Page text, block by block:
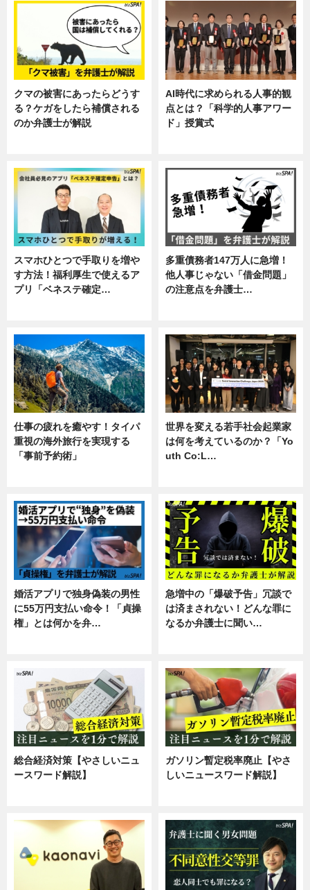
クマの被害にあったらどうす
る？ケガをしたら補償される
のか弁護士が解説
AI時代に求められる人事的観
点とは？「科学的人事アワー
ド」授賞式
スマホひとつで手取りを増や
す方法！福利厚生で使えるア
プリ「ベネステ確定…
多重債務者147万人に急増！
他人事じゃない「借金問題」
の注意点を弁護士…
仕事の疲れを癒やす！タイパ
重視の海外旅行を実現する
「事前予約術」
世界を変える若手社会起業家
は何を考えているのか？「Yo
uth Co:L…
婚活アプリで独身偽装の男性
に55万円支払い命令！「貞操
権」とは何かを弁…
急増中の「爆破予告」冗談で
は済まされない！どんな罪に
なるか弁護士に聞い…
総合経済対策【やさしいニュ
ースワード解説】
ガソリン暫定税率廃止【やさ
しいニュースワード解説】